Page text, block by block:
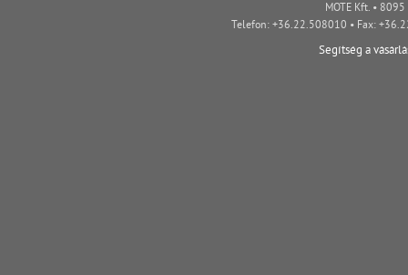
MOTE Kft. •
Telefon: +36.22.508010 • Fax:
Segítség a